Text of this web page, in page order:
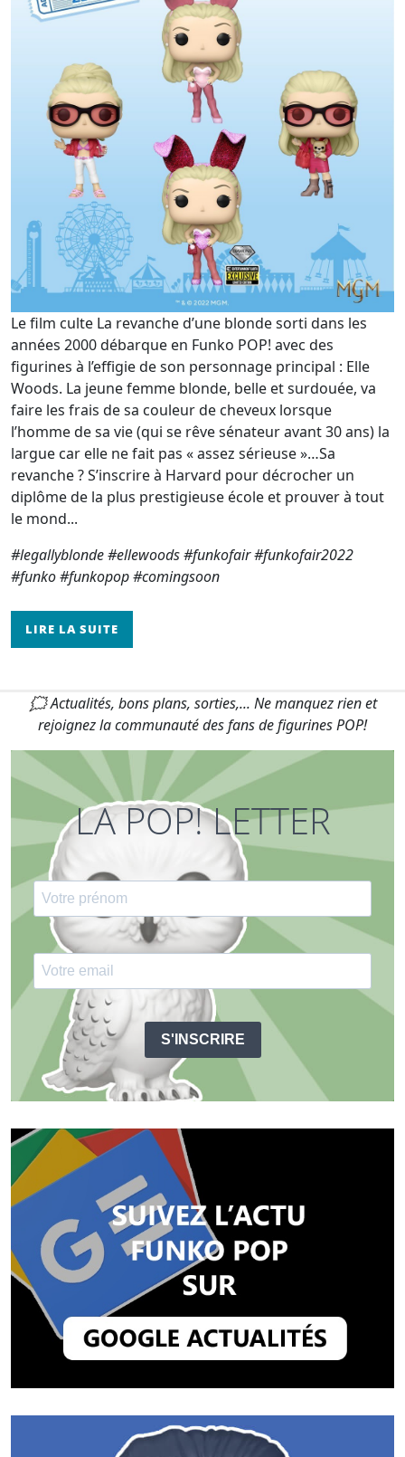
Le film culte La revanche d’une blonde sorti dans les
années 2000 débarque en Funko POP! avec des
figurines à l’effigie de son personnage principal : Elle
Woods. La jeune femme blonde, belle et surdouée, va
faire les frais de sa couleur de cheveux lorsque
l’homme de sa vie (qui se rêve sénateur avant 30 ans) la
largue car elle ne fait pas « assez sérieuse »…Sa
revanche ? S’inscrire à Harvard pour décrocher un
diplôme de la plus prestigieuse école et prouver à tout
le mond...
#legallyblonde #ellewoods #funkofair #funkofair2022
#funko #funkopop #comingsoon
LIRE LA SUITE
🗯 Actualités, bons plans, sorties,... Ne manquez rien et
rejoignez la communauté des fans de figurines POP!
LA POP! LETTER
S'INSCRIRE